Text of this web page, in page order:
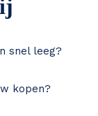
snel leeg?
kopen?